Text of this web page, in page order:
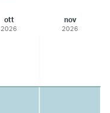
ott
2026
nov
2026